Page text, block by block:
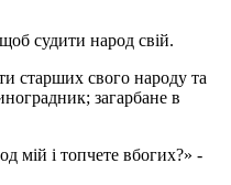
судити народ свій.
старших свого народу та
загарбане в
мій і топчете вбогих?» -